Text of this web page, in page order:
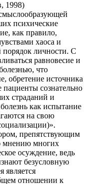
1998)
психические
как правило,
хаоса и
личности. С
равновесие и
что
обретение источника
сознательно
страданий и
как испытание
на свою
препятствующим
мнению многих
осуждение, ведь
безусловную
является
отношении к